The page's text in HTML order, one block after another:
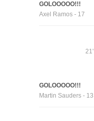
GOLOOOOO!!!
Axel Ramos - 17
21'
GOLOOOOO!!!
Martin Sauders - 13